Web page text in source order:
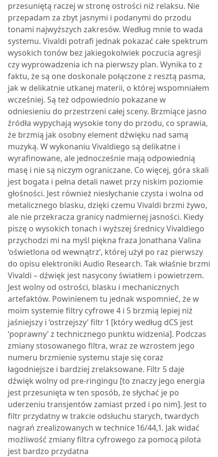
przesuniętą raczej w stronę ostrości niż relaksu. Nie
przepadam za zbyt jasnymi i podanymi do przodu
tonami najwyższych zakresów. Według mnie to wada
systemu. Vivaldi potrafi jednak pokazać całe spektrum
wysokich tonów bez jakiegokolwiek poczucia agresji
czy wyprowadzenia ich na pierwszy plan. Wynika to z
faktu, że są one doskonale połączone z resztą pasma,
jak w delikatnie utkanej materii, o której wspomniałem
wcześniej. Są też odpowiednio pokazane w
odniesieniu do przestrzeni całej sceny. Brzmiące jasno
źródła wypychają wysokie tony do przodu, co sprawia,
że brzmią jak osobny element dźwięku nad samą
muzyką. W wykonaniu Vivaldiego są delikatne i
wyrafinowane, ale jednocześnie mają odpowiednią
masę i nie są niczym ograniczane. Co więcej, góra skali
jest bogata i pełna detali nawet przy niskim poziomie
głośności. Jest również niesłychanie czysta i wolna od
metalicznego blasku, dzięki czemu Vivaldi brzmi żywo,
ale nie przekracza granicy nadmiernej jasności. Kiedy
piszę o wysokich tonach i wyższej średnicy Vivaldiego
przychodzi mi na myśl piękna fraza Jonathana Valina
‘oświetlona od wewnątrz’, której użył po raz pierwszy
do opisu elektroniki Audio Research. Tak właśnie brzmi
Vivaldi – dźwięk jest nasycony światłem i powietrzem.
Jest wolny od ostrości, blasku i mechanicznych
artefaktów. Powinienem tu jednak wspomnieć, że w
moim systemie filtry cyfrowe 4 i 5 brzmią lepiej niż
jaśniejszy i ‘ostrzejszy’ filtr 1 [który według dCS jest
‘poprawny’ z technicznego punktu widzenia]. Podczas
zmiany stosowanego filtra, wraz ze wzrostem jego
numeru brzmienie systemu staje się coraz
łagodniejsze i bardziej zrelaksowane. Filtr 5 daje
dźwięk wolny od pre-ringingu [to znaczy jego energia
jest przesunięta w ten sposób, że słychać je po
uderzeniu transjentów zamiast przed i po nim]. Jest to
filtr przydatny w trakcie odsłuchu starych, twardych
nagrań zrealizowanych w technice 16/44,1. Jak widać
możliwość zmiany filtra cyfrowego za pomocą pilota
jest bardzo przydatna